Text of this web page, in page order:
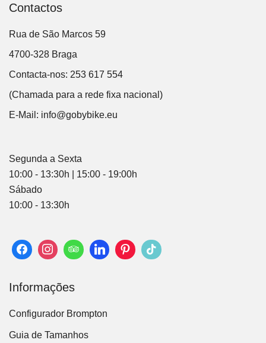
Contactos
Rua de São Marcos 59
4700-328 Braga
Contacta-nos: 253 617 554
(Chamada para a rede fixa nacional)
E-Mail: info@gobybike.eu
Segunda a Sexta
10:00 - 13:30h | 15:00 - 19:00h
Sábado
10:00 - 13:30h
Informações
Configurador Brompton
Guia de Tamanhos